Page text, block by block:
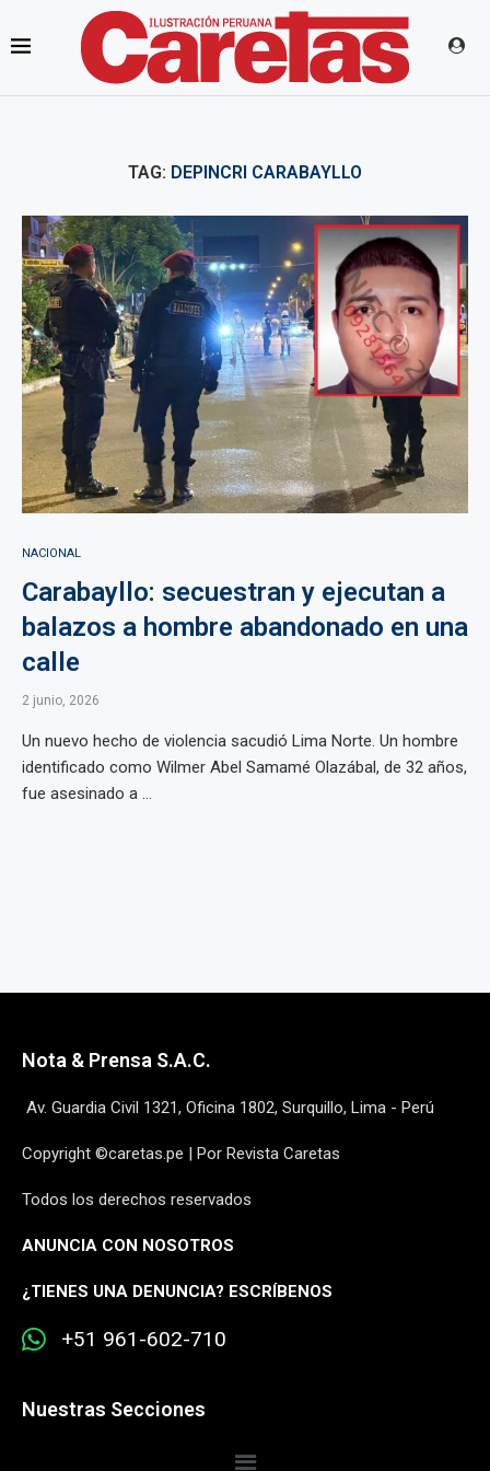
TAG: DEPINCRI CARABAYLLO
NACIONAL
Carabayllo: secuestran y ejecutan a
balazos a hombre abandonado en una
calle
2 junio, 2026
Un nuevo hecho de violencia sacudió Lima Norte. Un hombre
identificado como Wilmer Abel Samamé Olazábal, de 32 años,
fue asesinado a ...
Nota & Prensa S.A.C.
Av. Guardia Civil 1321, Oficina 1802, Surquillo, Lima - Perú
Copyright ©caretas.pe | Por Revista Caretas
Todos los derechos reservados
ANUNCIA CON NOSOTROS
¿TIENES UNA DENUNCIA? ESCRÍBENOS
+51 961-602-710
Nuestras Secciones